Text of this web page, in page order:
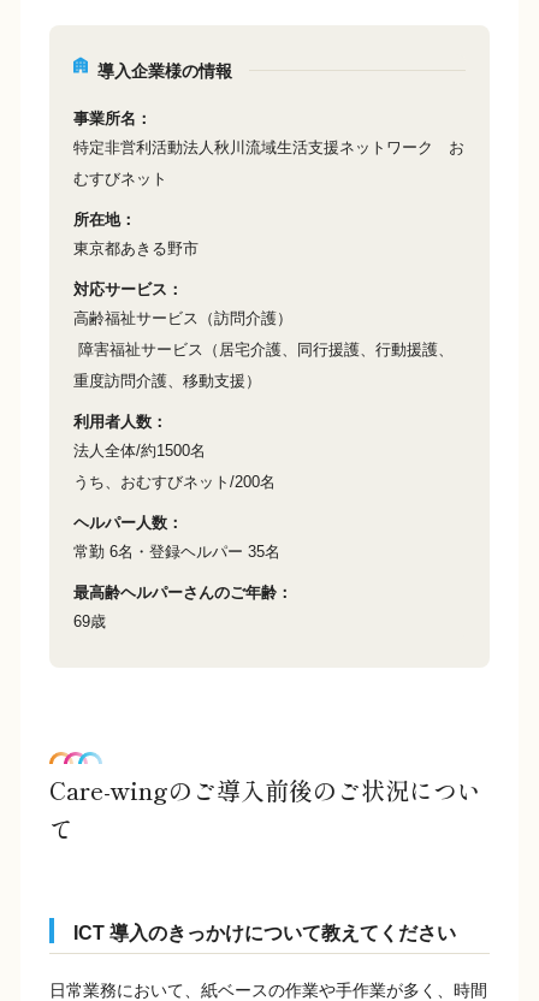
導入企業様の情報
事業所名
特定非営利活動法人秋川流域生活支援ネットワーク　お
むすびネット
所在地
東京都あきる野市
対応サービス
高齢福祉サービス（訪問介護）
重度訪問介護、移動支援）
利用者人数
法人全体/約1500名
うち、おむすびネット/200名
ヘルパー人数
常勤 6名・登録ヘルパー 35名
最高齢ヘルパーさんのご年齢
69歳
Care-wingのご導入前後のご状況につい
て
ICT 導入のきっかけについて教えてください
日常業務において、紙ベースの作業や手作業が多く、時間